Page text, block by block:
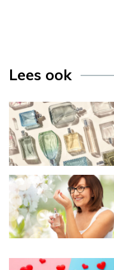
Lees ook